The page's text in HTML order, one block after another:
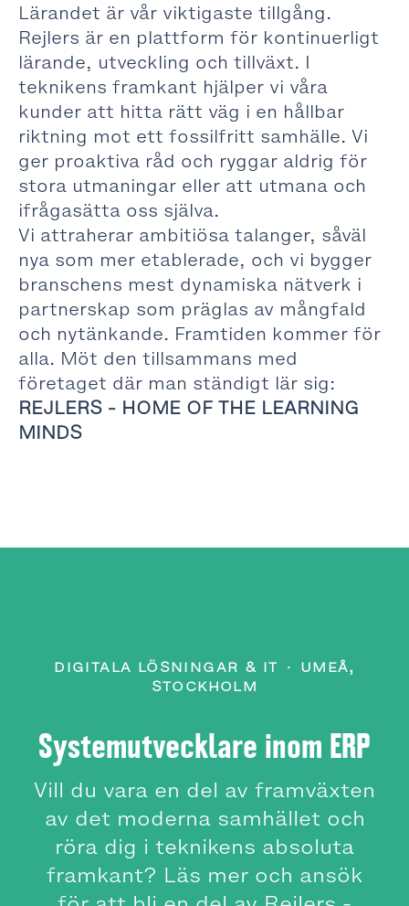
Lärandet är vår viktigaste tillgång.
Rejlers är en plattform för kontinuerligt
lärande, utveckling och tillväxt. I
teknikens framkant hjälper vi våra
kunder att hitta rätt väg i en hållbar
riktning mot ett fossilfritt samhälle. Vi
ger proaktiva råd och ryggar aldrig för
stora utmaningar eller att utmana och
ifrågasätta oss själva.
Vi attraherar ambitiösa talanger, såväl
nya som mer etablerade, och vi bygger
branschens mest dynamiska nätverk i
partnerskap som präglas av mångfald
och nytänkande. Framtiden kommer för
alla. Möt den tillsammans med
företaget där man ständigt lär sig:
REJLERS - HOME OF THE LEARNING
MINDS
DIGITALA LÖSNINGAR & IT · UMEÅ,
STOCKHOLM
Systemutvecklare inom ERP
Vill du vara en del av framväxten
av det moderna samhället och
röra dig i teknikens absoluta
framkant? Läs mer och ansök